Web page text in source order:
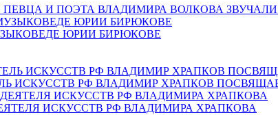
И ПОЭТА ВЛАДИМИРА ВОЛКОВА
ЮРИИ БИРЮКОВЕ
ИСКУССТВ РФ ВЛАДИМИР ХРАПКОВ
ИСКУССТВ РФ ВЛАДИМИРА ХРАПКОВА